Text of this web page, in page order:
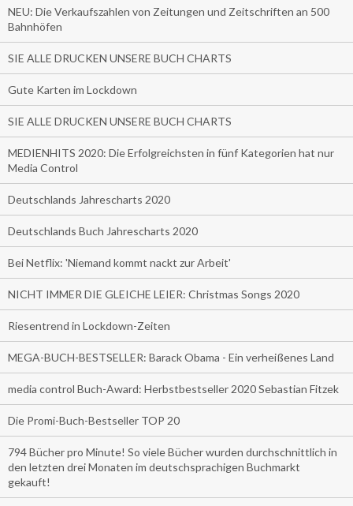
NEU: Die Verkaufszahlen von Zeitungen und Zeitschriften an 500
Bahnhöfen
SIE ALLE DRUCKEN UNSERE BUCH CHARTS
Gute Karten im Lockdown
SIE ALLE DRUCKEN UNSERE BUCH CHARTS
MEDIENHITS 2020: Die Erfolgreichsten in fünf Kategorien hat nur
Media Control
Deutschlands Jahrescharts 2020
Deutschlands Buch Jahrescharts 2020
Bei Netflix: 'Niemand kommt nackt zur Arbeit'
NICHT IMMER DIE GLEICHE LEIER: Christmas Songs 2020
Riesentrend in Lockdown-Zeiten
MEGA-BUCH-BESTSELLER: Barack Obama - Ein verheißenes Land
media control Buch-Award: Herbstbestseller 2020 Sebastian Fitzek
Die Promi-Buch-Bestseller TOP 20
794 Bücher pro Minute! So viele Bücher wurden durchschnittlich in
den letzten drei Monaten im deutschsprachigen Buchmarkt
gekauft!